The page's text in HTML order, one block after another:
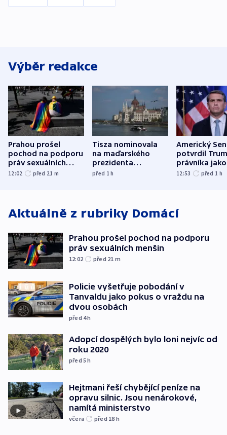
Výběr redakce
Prahou prošel
pochod na podporu
práv sexuálních
menšin
12:02 před 21 m
Tisza nominovala
na maďarského
prezidenta
bývalého šéfa
před 1h
Americký
potvrdil
právníka jako
ministra
12:53 před 1 h
Aktuálně z rubriky Domácí
Prahou prošel pochod na podporu
práv sexuálních menšin
12:02 před 21 m
Policie vyšetřuje pobodání v
Tanvaldu jako pokus o vraždu na
dvou osobách
před 4h
Adopcí dospělých bylo loni nejvíc od
roku 2020
před 5h
Hejtmani řeší chybějící peníze na
opravu silnic. Jsou nenárokové,
namítá ministerstvo
včera před 18 h